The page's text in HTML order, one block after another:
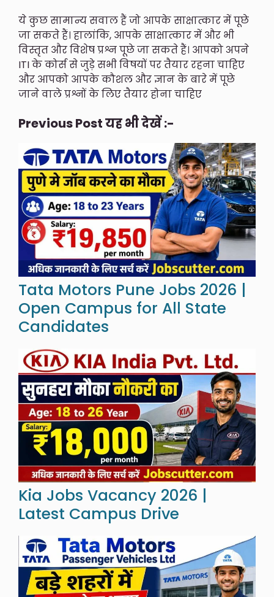
ये कुछ सामान्य सवाल हैं जो आपके साक्षात्कार में पूछे
जा सकते हैं। हालांकि, आपके साक्षात्कार में और भी
विस्तृत और विशेष प्रश्न पूछे जा सकते हैं। आपको अपने
ITI के कोर्स से जुड़े सभी विषयों पर तैयार रहना चाहिए
और आपको आपके कौशल और ज्ञान के बारे में पूछे
जाने वाले प्रश्नों के लिए तैयार होना चाहिए
Previous Post यह भी देखें :-
Tata Motors Pune Jobs 2026 |
Open Campus for All State
Candidates
Kia Jobs Vacancy 2026 |
Latest Campus Drive